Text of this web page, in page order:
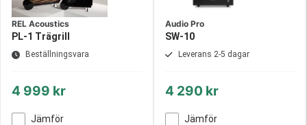
REL Acoustics
PL-1 Trägrill
Beställningsvara
4 999 kr
Jämför
Audio Pro
SW-10
Leverans 2-5 dagar
4 290 kr
Jämför